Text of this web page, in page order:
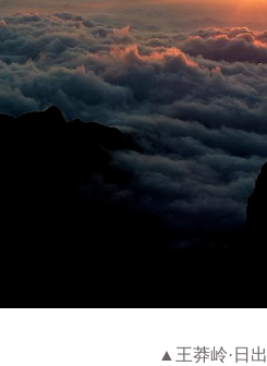
▲王莽岭·日出